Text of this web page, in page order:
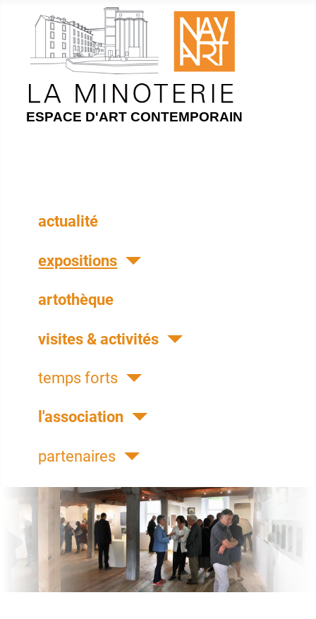
ESPACE D'ART CONTEMPORAIN
actualité
expositions
artothèque
visites & activités
temps forts
l'association
partenaires